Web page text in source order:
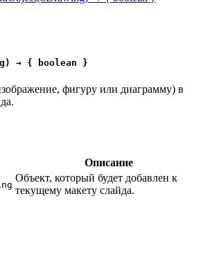
→ { boolean }
фигуру или диаграмму) в
Описание
Объект, который будет добавлен к
текущему макету слайда.